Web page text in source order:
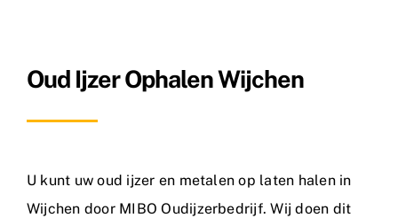
FAQ
Nieuws
Contact
Oud Ijzer Ophalen Wijchen
U kunt uw oud ijzer en metalen op laten halen in
Wijchen door MIBO Oudijzerbedrijf. Wij doen dit